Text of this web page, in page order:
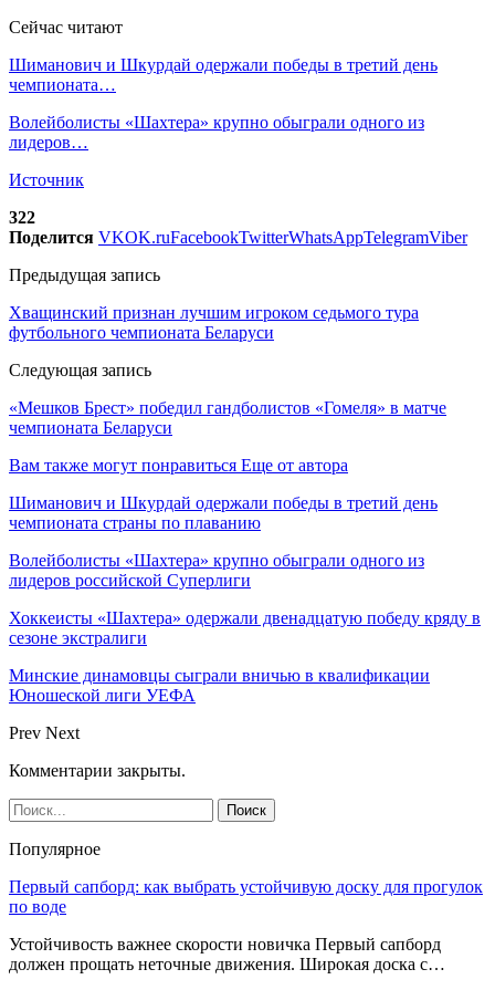
Сейчас читают
Шиманович и Шкурдай одержали победы в третий день
чемпионата…
Волейболисты «Шахтера» крупно обыграли одного из
лидеров…
Источник
322
Поделится VKOK.ruFacebookTwitterWhatsAppTelegramViber
Предыдущая запись
Хващинский признан лучшим игроком седьмого тура
футбольного чемпионата Беларуси
Следующая запись
«Мешков Брест» победил гандболистов «Гомеля» в матче
чемпионата Беларуси
Вам также могут понравиться Еще от автора
Шиманович и Шкурдай одержали победы в третий день
чемпионата страны по плаванию
Волейболисты «Шахтера» крупно обыграли одного из
лидеров российской Суперлиги
Хоккеисты «Шахтера» одержали двенадцатую победу кряду в
сезоне экстралиги
Минские динамовцы сыграли вничью в квалификации
Юношеской лиги УЕФА
Prev Next
Комментарии закрыты.
Популярное
Первый сапборд: как выбрать устойчивую доску для прогулок
по воде
Устойчивость важнее скорости новичка Первый сапборд
должен прощать неточные движения. Широкая доска с…